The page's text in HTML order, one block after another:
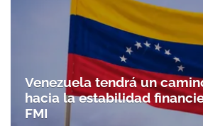
Venezuela tendrá un
hacia la estabilidad
FMI